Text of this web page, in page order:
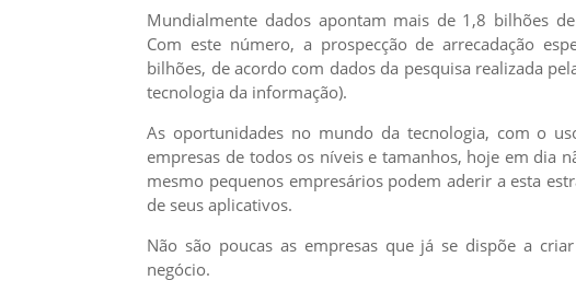
Mundialmente dados apontam mais de 1,8 bilhões
Com este número, a prospecção de arrecadação
bilhões, de acordo com dados da pesquisa realizada
tecnologia da informação).
As oportunidades no mundo da tecnologia, com o
empresas de todos os níveis e tamanhos, hoje em dia
mesmo pequenos empresários podem aderir a esta
de seus aplicativos.
Não são poucas as empresas que já se dispõe a
negócio.